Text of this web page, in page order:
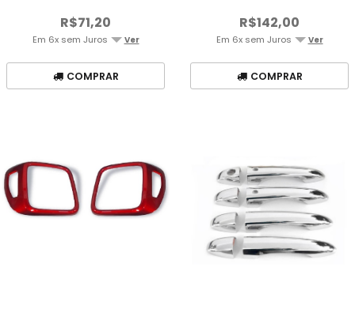
R$71,20
Em 6x sem Juros Ver
COMPRAR
R$142,00
Em 6x sem Juros Ver
COMPRAR